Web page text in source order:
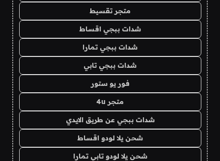
متجر تقسيط
شدات ببجي اقساط
شدات ببجي تمارا
شدات ببجي تابي
فور يو ستور
متجر 4u
شدات ببجي عن طريق الايدي
شحن يلا لودو اقساط
شحن يلا لودو تابي تمارا